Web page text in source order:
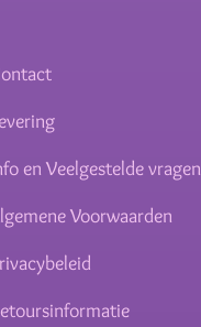
en Veelgestelde vragen
Voorwaarden